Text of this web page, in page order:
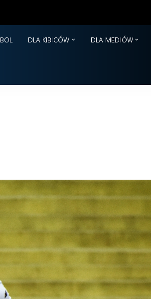
DLA KIBICÓW DLA MEDIÓW